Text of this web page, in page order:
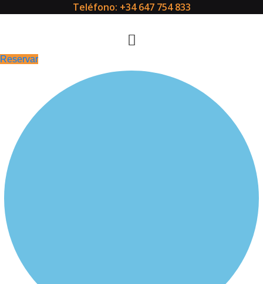
Teléfono: +34 647 754 833
Reservar